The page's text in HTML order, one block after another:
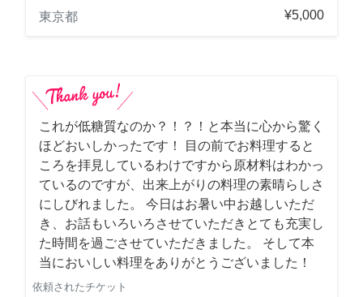
東京都
¥5,000
これが低糖質なのか？！？！と本当に心から驚く
ほどおいしかったです！ 目の前でお料理すると
ころを拝見しているわけですから原材料はわかっ
ているのですが、出来上がりの料理の素晴らしさ
にしびれました。 今日はお暑い中お越しいただ
き、お話もいろいろさせていただきとても充実し
た時間を過ごさせていただきました。 そして本
当においしい料理をありがとうございました！
依頼されたチケット